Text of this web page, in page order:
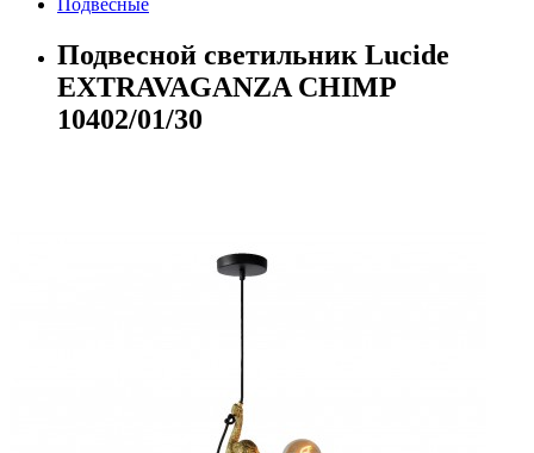
Подвесной светильник Lucide
EXTRAVAGANZA CHIMP
10402/01/30